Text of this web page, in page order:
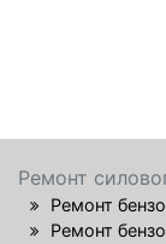
Ремонт
Ремонт
Ремонт